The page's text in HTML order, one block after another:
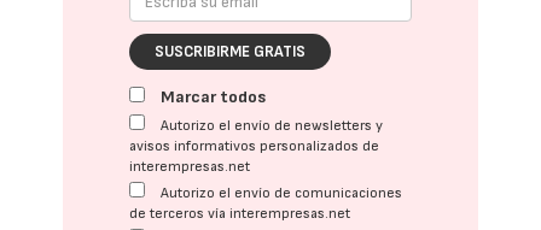
SUSCRIBIRME GRATIS
Marcar todos
Autorizo el envío de newsletters y
avisos informativos personalizados de
interempresas.net
Autorizo el envío de comunicaciones
de terceros vía interempresas.net